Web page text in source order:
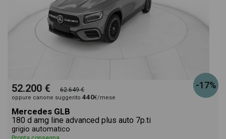
-17%
52.200 € 62.649 €
oppure canone suggerito 440€/mese
Mercedes GLB
180 d amg line advanced plus auto 7p.ti
grigio automatico